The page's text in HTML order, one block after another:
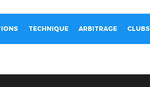
TECHNIQUE ARBITRAGE CLUBS